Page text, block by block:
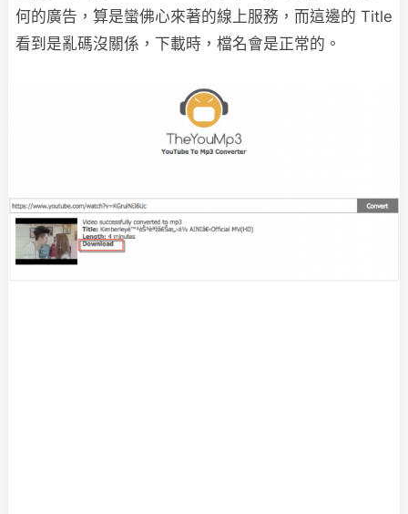
何的廣告，算是蠻佛心來著的線上服務，而這邊的 Title
看到是亂碼沒關係，下載時，檔名會是正常的。